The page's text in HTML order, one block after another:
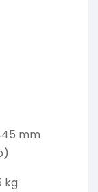
mm
kg